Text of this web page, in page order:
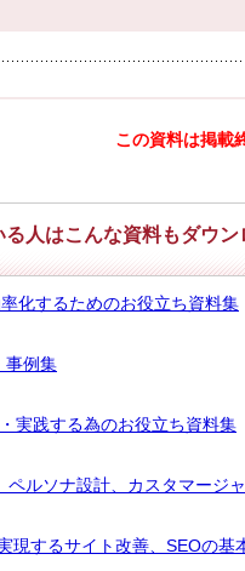
この資料は掲載
人はこんな資料もダウ
化するためのお役立ち資料集
事例集
実践する為のお役立ち資料集
ペルソナ設計、カスタマージ
現するサイト改善、SEOの